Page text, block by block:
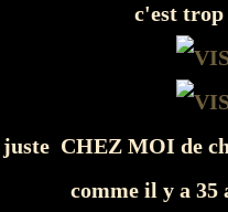
c'est
CHEZ MOI de
comme il y a 35